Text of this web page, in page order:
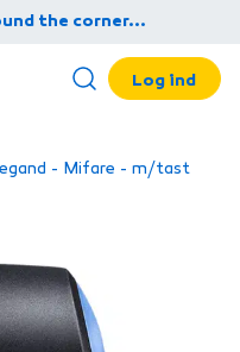
the corner...
Open search
Log ind
- Mifare - m/tast